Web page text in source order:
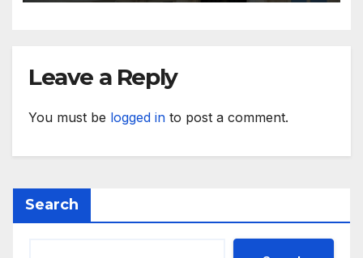
Leave a Reply
You must be logged in to post a comment.
Search